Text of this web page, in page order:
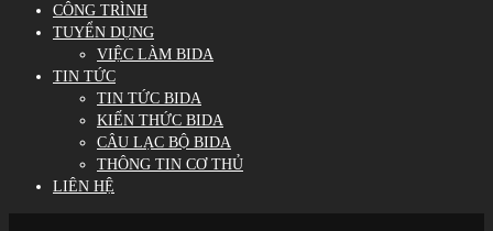
CÔNG TRÌNH
TUYỂN DỤNG
VIỆC LÀM BIDA
TIN TỨC
TIN TỨC BIDA
KIẾN THỨC BIDA
CÂU LẠC BỘ BIDA
THÔNG TIN CƠ THỦ
LIÊN HỆ